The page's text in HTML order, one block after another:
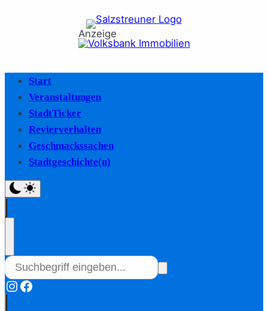
Anzeige
Start
Veranstaltungen
StadtTicker
Revierverhalten
Geschmackssachen
Stadtgeschichte(n)
Instagram
Facebook